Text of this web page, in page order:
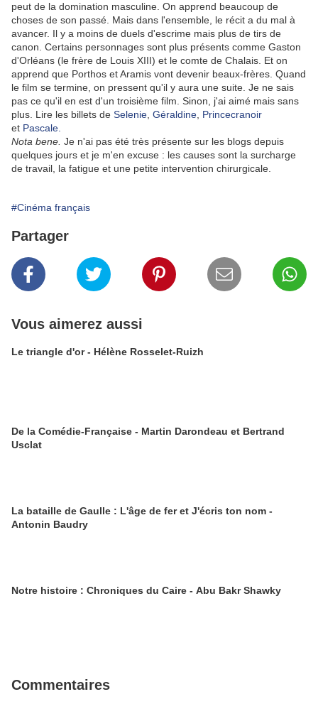
peut de la domination masculine. On apprend beaucoup de
choses de son passé. Mais dans l'ensemble, le récit a du mal à
avancer. Il y a moins de duels d'escrime mais plus de tirs de
canon. Certains personnages sont plus présents comme Gaston
d'Orléans (le frère de Louis XIII) et le comte de Chalais. Et on
apprend que Porthos et Aramis vont devenir beaux-frères. Quand
le film se termine, on pressent qu'il y aura une suite. Je ne sais
pas ce qu'il en est d'un troisième film. Sinon, j'ai aimé mais sans
plus. Lire les billets de Selenie Géraldine Princecranoir
et Pascale.
Nota bene. Je n'ai pas été très présente sur les blogs depuis
quelques jours et je m'en excuse : les causes sont la surcharge
de travail, la fatigue et une petite intervention chirurgicale.
#Cinéma français
Partager
Vous aimerez aussi
Le triangle d'or - Hélène Rosselet-Ruizh
De la Comédie-Française - Martin Darondeau et Bertrand
Usclat
La bataille de Gaulle : L'âge de fer et J'écris ton nom -
Antonin Baudry
Notre histoire : Chroniques du Caire - Abu Bakr Shawky
Commentaires